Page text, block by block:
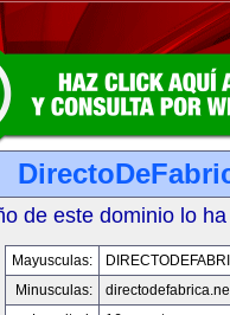
de este dominio lo
Mayusculas:
Minusculas: